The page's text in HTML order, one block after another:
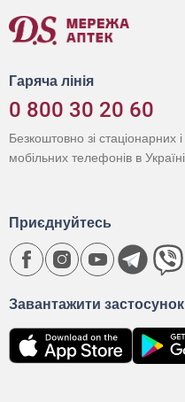
Гаряча лінія
0 800 30 20 60
Безкоштовно зі стаціонарних і
мобільних телефонів в Україні
Завантажити застосунок
Приєднуйтесь